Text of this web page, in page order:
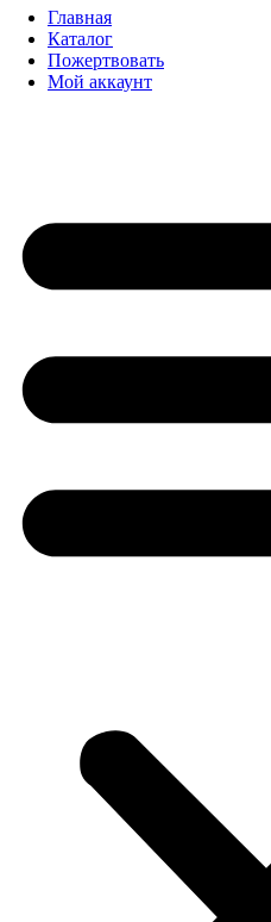
Главная
Каталог
Пожертвовать
Мой аккаунт